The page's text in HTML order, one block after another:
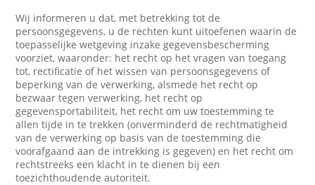
Wij informeren u dat, met betrekking tot de
persoonsgegevens, u de rechten kunt uitoefenen waarin de
toepasselijke wetgeving inzake gegevensbescherming
voorziet, waaronder: het recht op het vragen van toegang
tot, rectificatie of het wissen van persoonsgegevens of
beperking van de verwerking, alsmede het recht op
bezwaar tegen verwerking, het recht op
gegevensportabiliteit, het recht om uw toestemming te
allen tijde in te trekken (onverminderd de rechtmatigheid
van de verwerking op basis van de toestemming die
voorafgaand aan de intrekking is gegeven) en het recht om
rechtstreeks een klacht in te dienen bij een
toezichthoudende autoriteit.